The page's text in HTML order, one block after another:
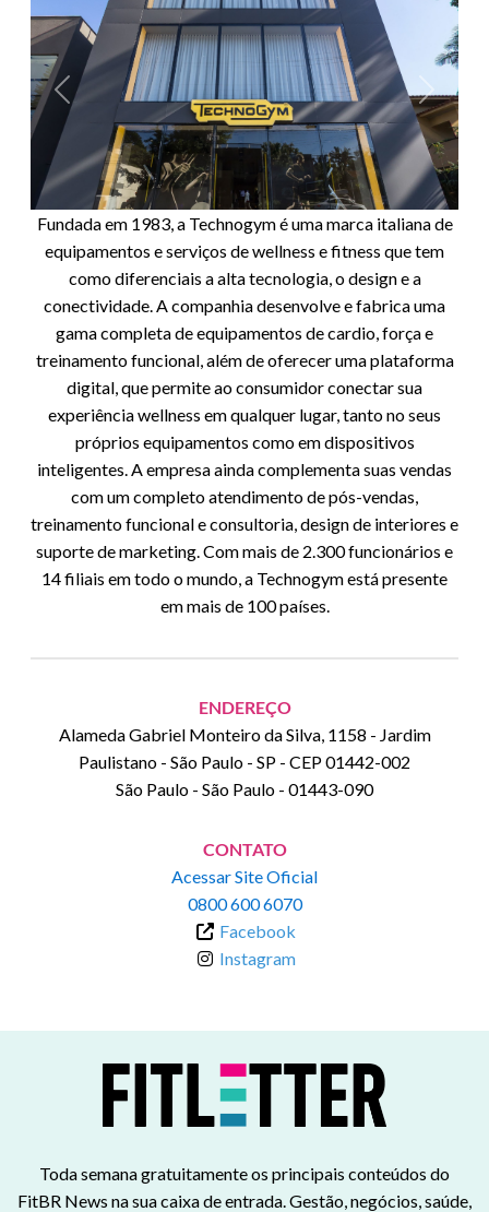
Anterior Próximo
Fundada em 1983, a Technogym é uma marca italiana de
equipamentos e serviços de wellness e fitness que tem
como diferenciais a alta tecnologia, o design e a
conectividade. A companhia desenvolve e fabrica uma
gama completa de equipamentos de cardio, força e
treinamento funcional, além de oferecer uma plataforma
digital, que permite ao consumidor conectar sua
experiência wellness em qualquer lugar, tanto no seus
próprios equipamentos como em dispositivos
inteligentes. A empresa ainda complementa suas vendas
com um completo atendimento de pós-vendas,
treinamento funcional e consultoria, design de interiores e
suporte de marketing. Com mais de 2.300 funcionários e
14 filiais em todo o mundo, a Technogym está presente
em mais de 100 países.
ENDEREÇO
Alameda Gabriel Monteiro da Silva, 1158 - Jardim
Paulistano - São Paulo - SP - CEP 01442-002
São Paulo - São Paulo - 01443-090
CONTATO
Acessar Site Oficial
0800 600 6070
Facebook
Instagram
Toda semana gratuitamente os principais conteúdos do
FitBR News na sua caixa de entrada. Gestão, negócios, saúde,